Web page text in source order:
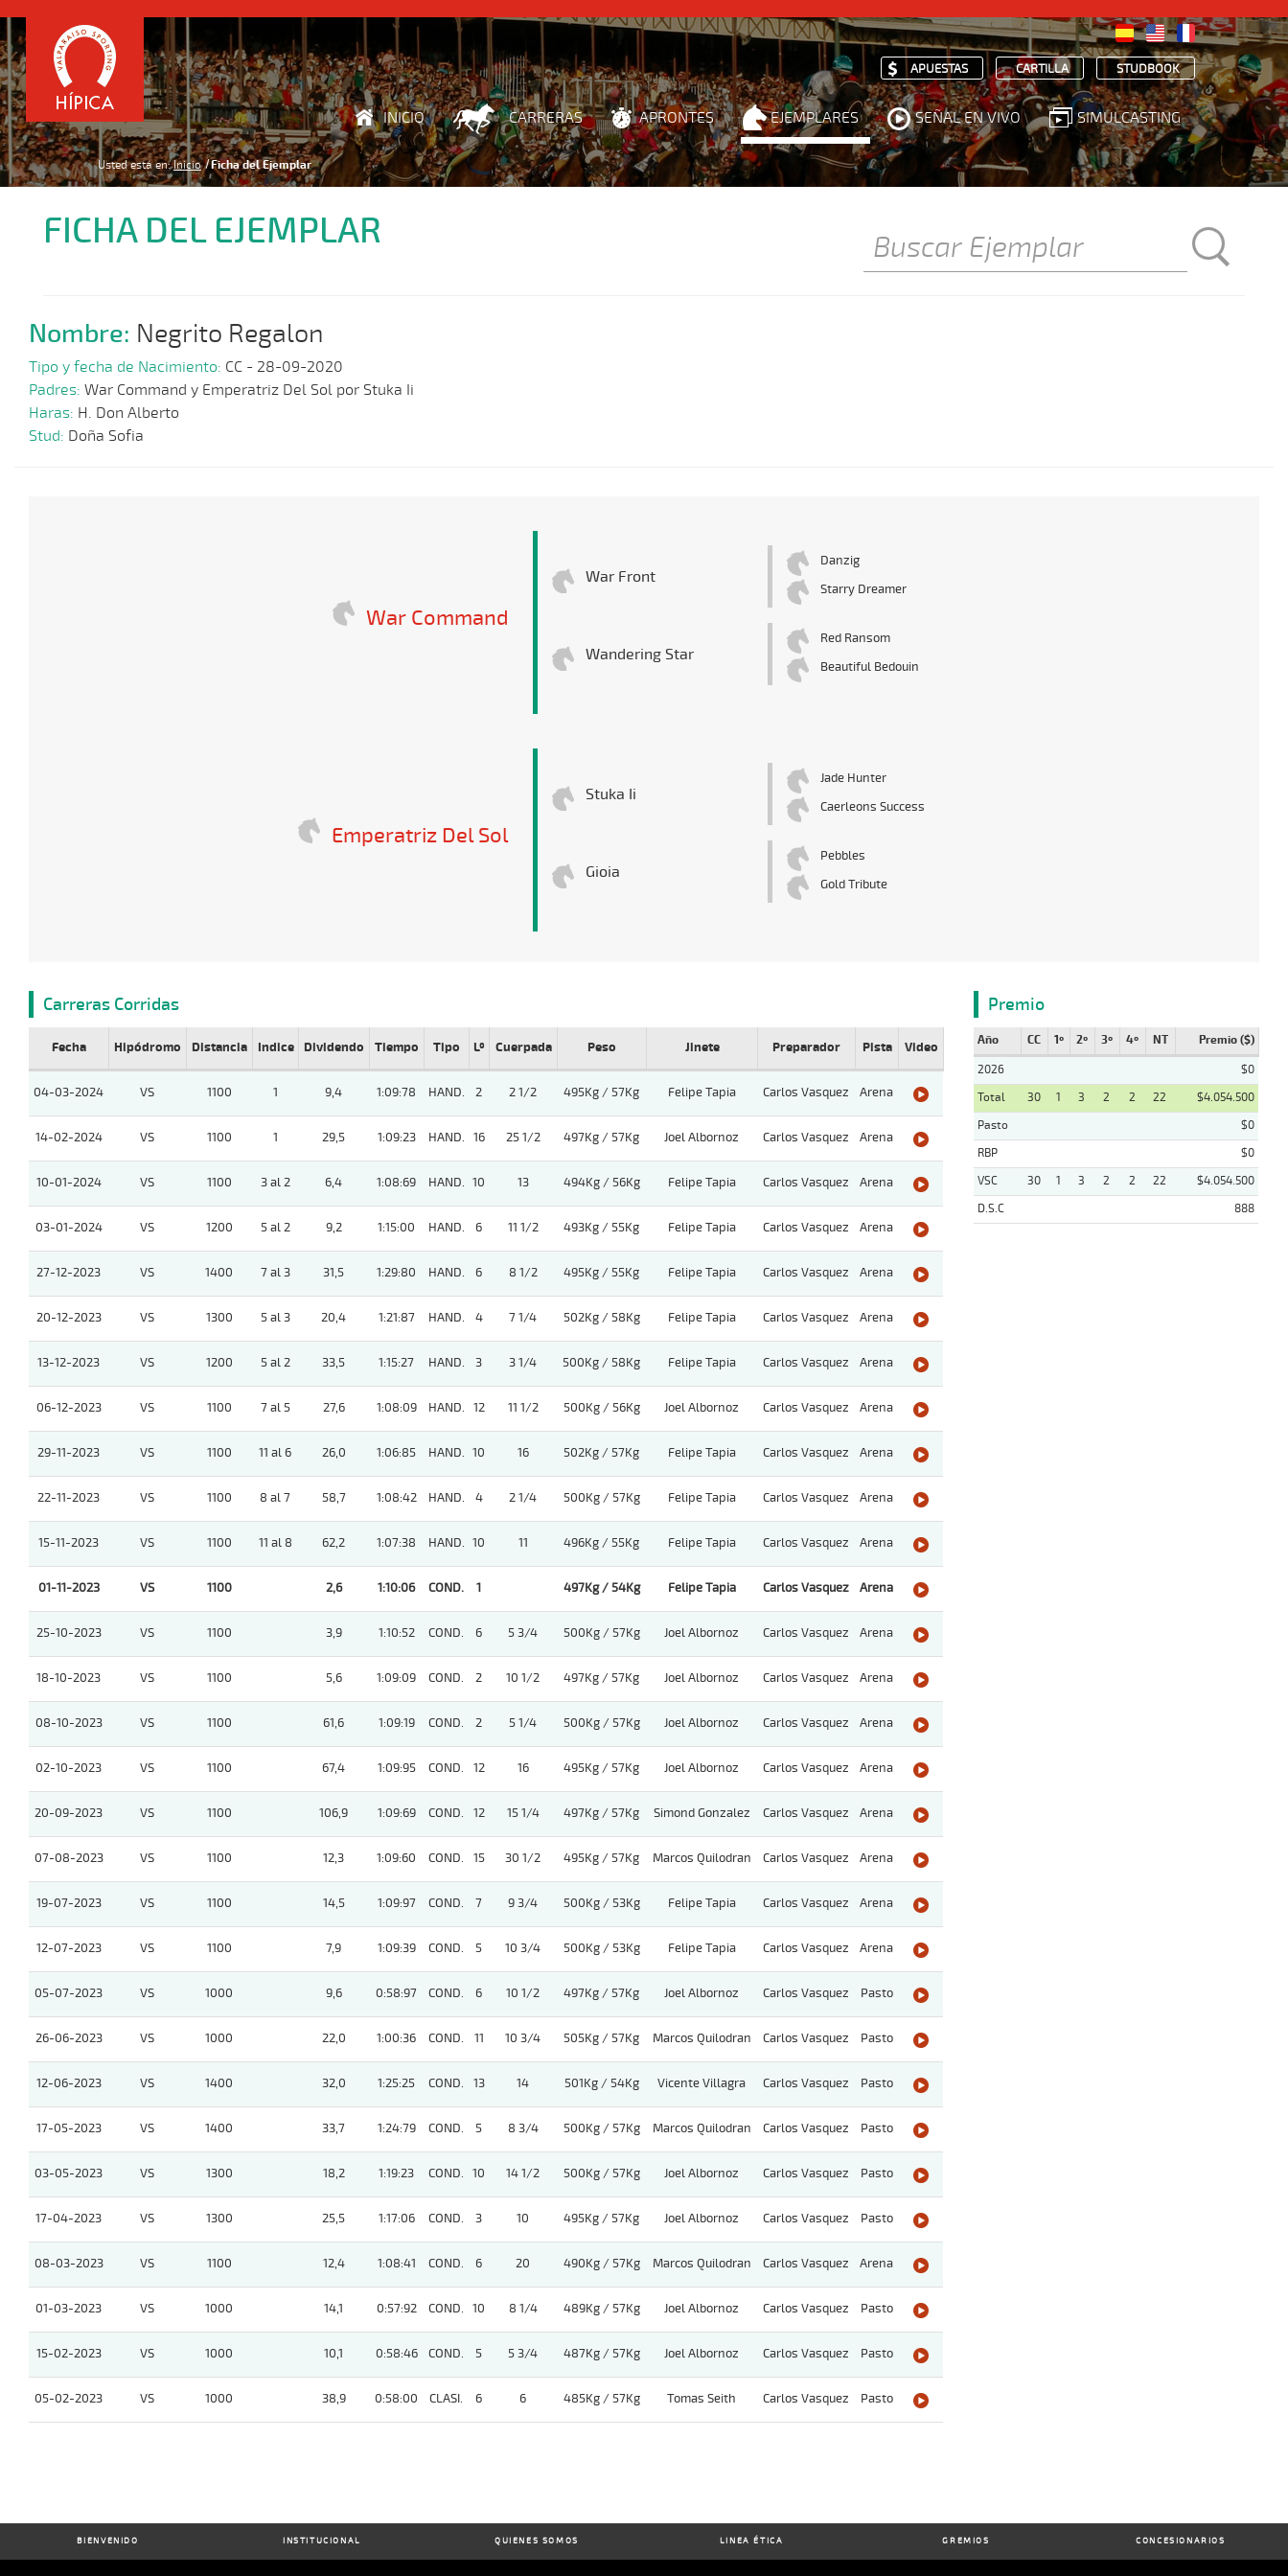
APUESTAS CARTILLA STUDBOOK
INICIO CARRERAS APRONTES EJEMPLARES SEÑAL EN VIVO SIMULCASTING
Usted está en: Inicio Ficha del Ejemplar
FICHA DEL EJEMPLAR
Nombre: Negrito Regalon
Tipo y fecha de Nacimiento: CC - 28-09-2020
Padres: War Command y Emperatriz Del Sol por Stuka Ii
Haras: H. Don Alberto
Stud: Doña Sofia
War Command
War Front
Danzig
Starry Dreamer
Wandering Star
Red Ransom
Beautiful Bedouin
Emperatriz Del Sol
Stuka Ii
Jade Hunter
Caerleons Success
Gioia
Pebbles
Gold Tribute
Carreras Corridas
Fecha Hipódromo Distancia Indice Dividendo Tiempo Tipo Lº Cuerpada Peso Jinete Preparador Pista Video
04-03-2024 VS 1100 1 9,4 1:09:78 HAND. 2 2 1/2 495Kg / 57Kg Felipe Tapia Carlos Vasquez Arena
14-02-2024 VS 1100 1 29,5 1:09:23 HAND. 16 25 1/2 497Kg / 57Kg Joel Albornoz Carlos Vasquez Arena
10-01-2024 VS 1100 3 al 2 6,4 1:08:69 HAND. 10 13 494Kg / 56Kg Felipe Tapia Carlos Vasquez Arena
03-01-2024 VS 1200 5 al 2 9,2 1:15:00 HAND. 6 11 1/2 493Kg / 55Kg Felipe Tapia Carlos Vasquez Arena
27-12-2023 VS 1400 7 al 3 31,5 1:29:80 HAND. 6 8 1/2 495Kg / 55Kg Felipe Tapia Carlos Vasquez Arena
20-12-2023 VS 1300 5 al 3 20,4 1:21:87 HAND. 4 7 1/4 502Kg / 58Kg Felipe Tapia Carlos Vasquez Arena
13-12-2023 VS 1200 5 al 2 33,5 1:15:27 HAND. 3 3 1/4 500Kg / 58Kg Felipe Tapia Carlos Vasquez Arena
06-12-2023 VS 1100 7 al 5 27,6 1:08:09 HAND. 12 11 1/2 500Kg / 56Kg Joel Albornoz Carlos Vasquez Arena
29-11-2023 VS 1100 11 al 6 26,0 1:06:85 HAND. 10 16 502Kg / 57Kg Felipe Tapia Carlos Vasquez Arena
22-11-2023 VS 1100 8 al 7 58,7 1:08:42 HAND. 4 2 1/4 500Kg / 57Kg Felipe Tapia Carlos Vasquez Arena
15-11-2023 VS 1100 11 al 8 62,2 1:07:38 HAND. 10 11 496Kg / 55Kg Felipe Tapia Carlos Vasquez Arena
01-11-2023 VS 1100 2,6 1:10:06 COND. 1 497Kg / 54Kg Felipe Tapia Carlos Vasquez Arena
25-10-2023 VS 1100 3,9 1:10:52 COND. 6 5 3/4 500Kg / 57Kg Joel Albornoz Carlos Vasquez Arena
18-10-2023 VS 1100 5,6 1:09:09 COND. 2 10 1/2 497Kg / 57Kg Joel Albornoz Carlos Vasquez Arena
08-10-2023 VS 1100 61,6 1:09:19 COND. 2 5 1/4 500Kg / 57Kg Joel Albornoz Carlos Vasquez Arena
02-10-2023 VS 1100 67,4 1:09:95 COND. 12 16 495Kg / 57Kg Joel Albornoz Carlos Vasquez Arena
20-09-2023 VS 1100 106,9 1:09:69 COND. 12 15 1/4 497Kg / 57Kg Simond Gonzalez Carlos Vasquez Arena
07-08-2023 VS 1100 12,3 1:09:60 COND. 15 30 1/2 495Kg / 57Kg Marcos Quilodran Carlos Vasquez Arena
19-07-2023 VS 1100 14,5 1:09:97 COND. 7 9 3/4 500Kg / 53Kg Felipe Tapia Carlos Vasquez Arena
12-07-2023 VS 1100 7,9 1:09:39 COND. 5 10 3/4 500Kg / 53Kg Felipe Tapia Carlos Vasquez Arena
05-07-2023 VS 1000 9,6 0:58:97 COND. 6 10 1/2 497Kg / 57Kg Joel Albornoz Carlos Vasquez Pasto
26-06-2023 VS 1000 22,0 1:00:36 COND. 11 10 3/4 505Kg / 57Kg Marcos Quilodran Carlos Vasquez Pasto
12-06-2023 VS 1400 32,0 1:25:25 COND. 13 14 501Kg / 54Kg Vicente Villagra Carlos Vasquez Pasto
17-05-2023 VS 1400 33,7 1:24:79 COND. 5 8 3/4 500Kg / 57Kg Marcos Quilodran Carlos Vasquez Pasto
03-05-2023 VS 1300 18,2 1:19:23 COND. 10 14 1/2 500Kg / 57Kg Joel Albornoz Carlos Vasquez Pasto
17-04-2023 VS 1300 25,5 1:17:06 COND. 3 10 495Kg / 57Kg Joel Albornoz Carlos Vasquez Pasto
08-03-2023 VS 1100 12,4 1:08:41 COND. 6 20 490Kg / 57Kg Marcos Quilodran Carlos Vasquez Arena
01-03-2023 VS 1000 14,1 0:57:92 COND. 10 8 1/4 489Kg / 57Kg Joel Albornoz Carlos Vasquez Pasto
15-02-2023 VS 1000 10,1 0:58:46 COND. 5 5 3/4 487Kg / 57Kg Joel Albornoz Carlos Vasquez Pasto
05-02-2023 VS 1000 38,9 0:58:00 CLASI. 6 6 485Kg / 57Kg Tomas Seith Carlos Vasquez Pasto
Premio
Año CC 1º 2º 3º 4º NT Premio ($)
2026
$0
Total
30 1 3 2 2 22
$4.054.500
Pasto
$0
RBP
$0
VSC
30 1 3 2 2 22
$4.054.500
D.S.C
888
BIENVENIDO INSTITUCIONAL QUIENES SOMOS LINEA ÉTICA GREMIOS CONCESIONARIOS